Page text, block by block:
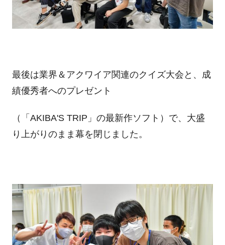
最後は業界＆アクワイア関連のクイズ大会と、成
績優秀者へのプレゼント
（「AKIBA'S TRIP」の最新作ソフト）で、大盛
り上がりのまま幕を閉じました。